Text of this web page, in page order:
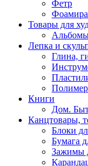
Фетр
Товары для
Альбомы
Лепка и
Глина,
Книги
Дом.
Канцтовары,
Блоки
Бумага
Зажимы